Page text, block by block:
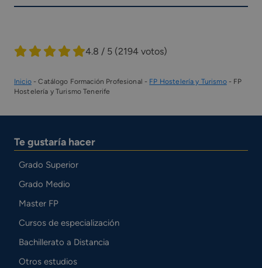
4.8 / 5 (2194 votos)
Inicio-Catálogo Formación Profesional - FP Hostelería y Turismo- FP
Hostelería y Turismo Tenerife
Te gustaría hacer
Grado Superior
Grado Medio
Master FP
Cursos de especialización
Bachillerato a Distancia
Otros estudios